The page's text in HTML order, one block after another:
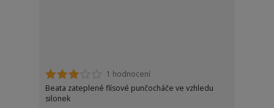
1 hodnocení
Beata zateplené flísové punčocháče ve vzhledu
silonek